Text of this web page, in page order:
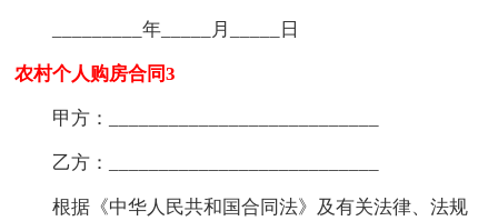
_________年_____月_____日
农村个人购房合同3
甲方：___________________________
乙方：___________________________
根据《中华人民共和国合同法》及有关法律、法规